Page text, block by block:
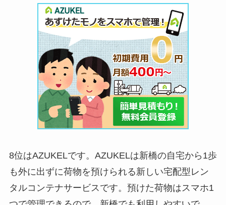
8位はAZUKELです。AZUKELは新橋の自宅から1歩
も外に出ずに荷物を預けられる新しい宅配型レン
タルコンテナサービスです。預けた荷物はスマホ1